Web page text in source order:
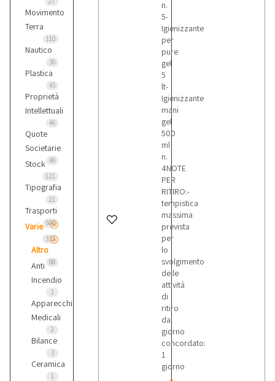
Movimento
Terra
110
Nautico
30
Plastica
45
Proprietà
Intellettuali
46
Quote
Societarie
46
Stock
121
Tipografia
21
Trasporti
660
Varie
332
Altro
88
Anti
Incendio
1
Apparecchi
Medicali
2
Bilance
3
Ceramica
1
n.
5-
Igienizzante
per
pure
gel
5
lt-
Igienizzante
mani
gel
500
ml
n.
4NOTE
PER
RITIRO:-
tempistica
massima
prevista
per
lo
svolgimento
delle
attività
di
ritiro
dal
giorno
concordato:
1
giorno